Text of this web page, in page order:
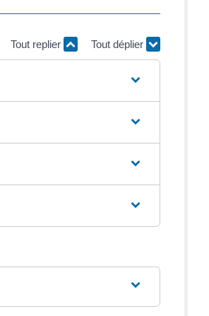
Tout replier Tout déplier